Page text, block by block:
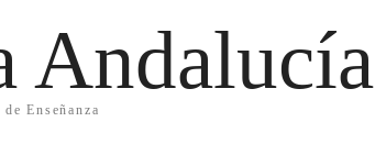
Andalucía
Enseñanza